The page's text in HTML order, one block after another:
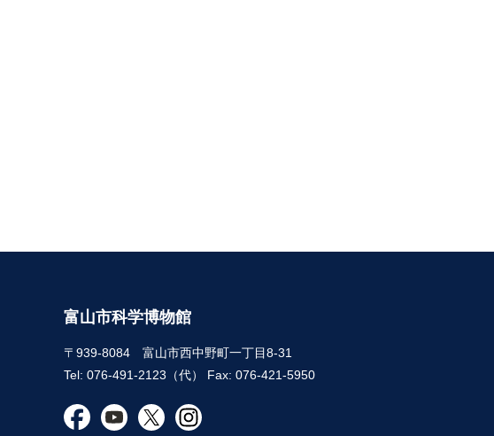
富山市科学博物館
〒939-8084 富山市西中野町一丁目8-31
Tel: 076-491-2123（代） Fax: 076-421-5950